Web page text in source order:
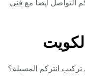
التواصل ايضا مع فني
انتركم المسيلة؟